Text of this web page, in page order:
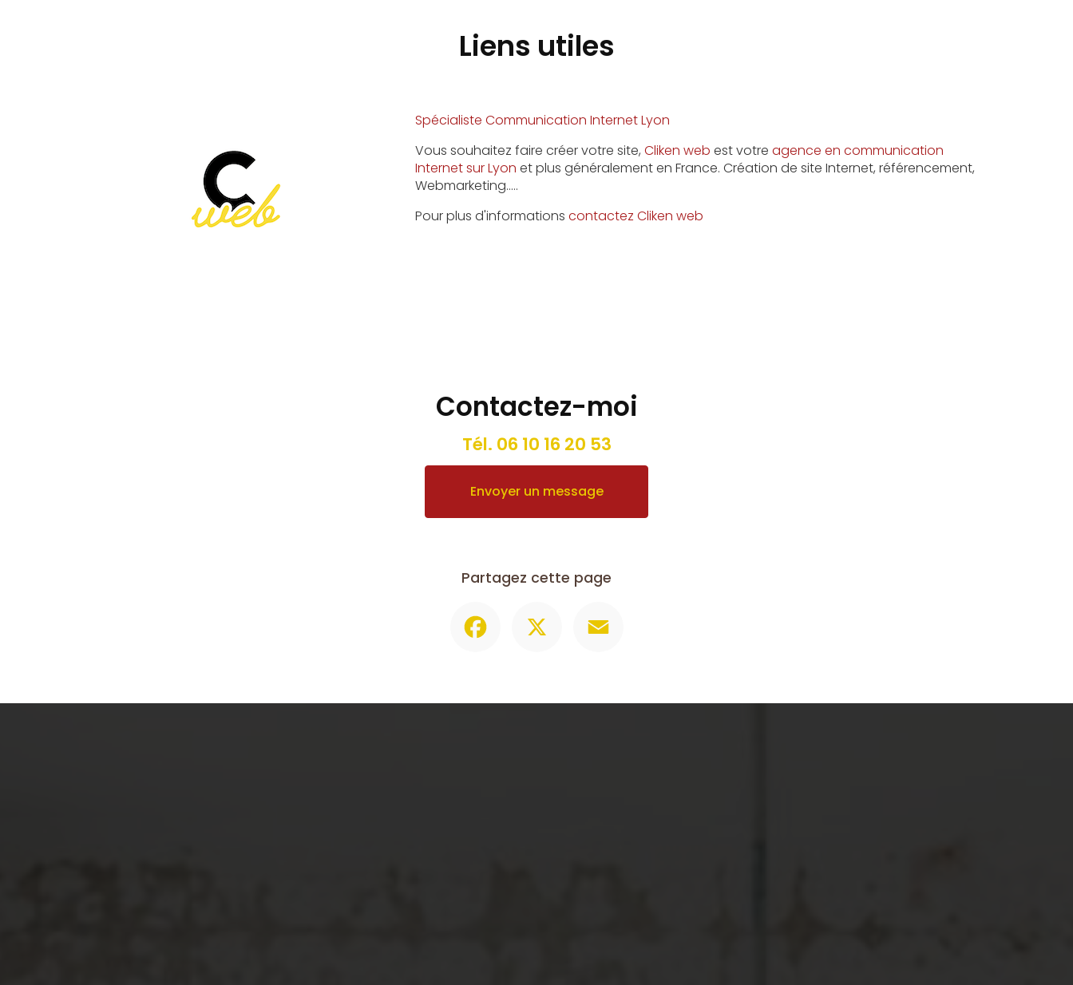
Liens utiles
Spécialiste Communication Internet Lyon
Vous souhaitez faire créer votre site,Cliken web est votreagence en communication
Internet sur Lyon et plus généralement en France. Création de site Internet, référencement,
Webmarketing…..
Pour plus d'informationscontactez Cliken web
Contactez-moi
Tél. 06 10 16 20 53
Envoyer un message
Partagez cette page